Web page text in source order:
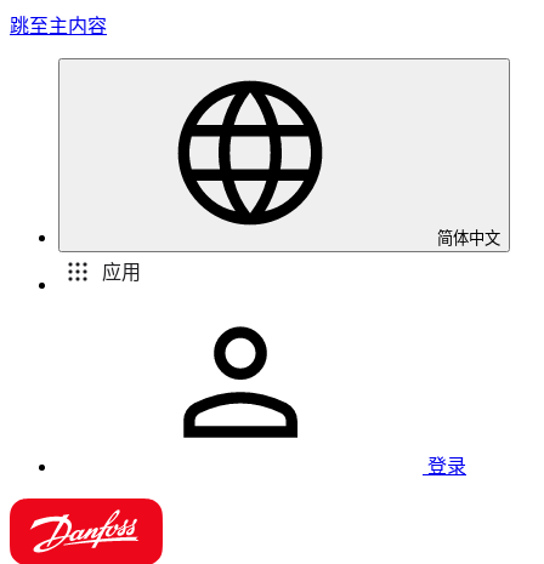
跳至主内容
简体中文
应用
登录